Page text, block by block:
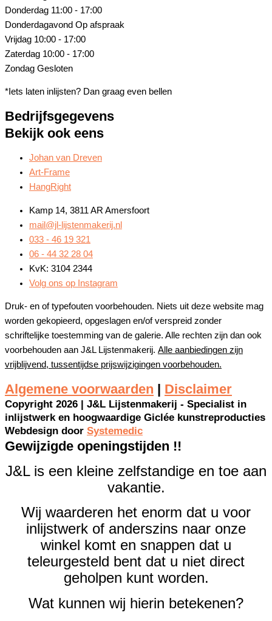
Donderdag 11:00 - 17:00
Donderdagavond Op afspraak
Vrijdag 10:00 - 17:00
Zaterdag 10:00 - 17:00
Zondag Gesloten
*Iets laten inlijsten? Dan graag even bellen
Bedrijfsgegevens
Bekijk ook eens
Johan van Dreven
Art-Frame
HangRight
Kamp 14, 3811 AR Amersfoort
mail@jl-lijstenmakerij.nl
033 - 46 19 321
06 - 44 32 28 04
KvK: 3104 2344
Volg ons op Instagram
Druk- en of typefouten voorbehouden. Niets uit deze website mag
worden gekopieerd, opgeslagen en/of verspreid zonder
schriftelijke toestemming van de galerie. Alle rechten zijn dan ook
voorbehouden aan J&L Lijstenmakerij. Alle aanbiedingen zijn
vrijblijvend, tussentijdse prijswijzigingen voorbehouden.
Algemene voorwaarden | Disclaimer
Copyright 2026 | J&L Lijstenmakerij - Specialist in
inlijstwerk en hoogwaardige Giclée kunstreproducties
Webdesign door Systemedic
Gewijzigde openingstijden !!
J&L is een kleine zelfstandige en toe aan
vakantie.
Wij waarderen het enorm dat u voor
inlijstwerk of anderszins naar onze
winkel komt en snappen dat u
teleurgesteld bent dat u niet direct
geholpen kunt worden.
Wat kunnen wij hierin betekenen?